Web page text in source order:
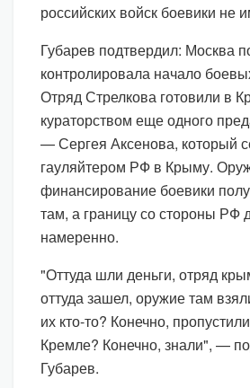
российских войск боевики не
Губарев подтвердил: Москва
контролировала начало
Отряд Стрелкова готовили в
кураторством еще одного
— Сергея Аксенова, который
гауляйтером РФ в Крыму.
финансирование боевики
там, а границу со стороны РФ
намеренно.
"Оттуда шли деньги, отряд
оттуда зашел, оружие там
их кто-то? Конечно,
Кремле? Конечно, знали", —
Губарев.